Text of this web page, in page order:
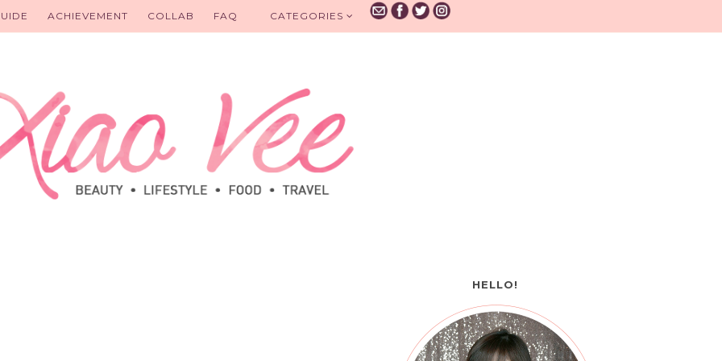
ACHIEVEMENT COLLAB FAQ CATEGORIES
HELLO!